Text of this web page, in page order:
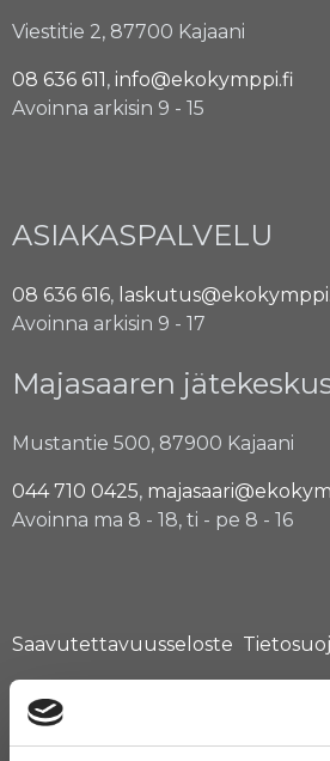
Viestitie 2, 87700 Kajaani
08 636 611, info@ekokymppi.fi
Avoinna arkisin 9 - 15
ASIAKASPALVELU
08 636 616,
Avoinna arkisin 9 - 17
Majasaaren
Mustantie 500, 87900 Kajaani
044 710 0425,
Avoinna ma 8 - 18, ti - pe 8 - 16
Saavutettavuusseloste